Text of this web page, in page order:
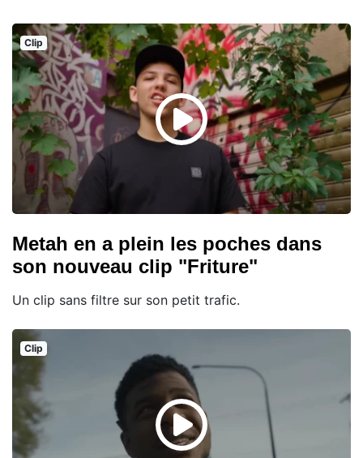
Clip
Metah en a plein les poches dans
son nouveau clip "Friture"
Un clip sans filtre sur son petit trafic.
Clip